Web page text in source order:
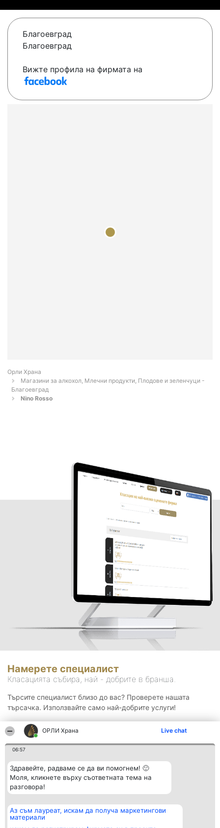
ОРЛИ Храна Live chat
06:57
Здравейте, радваме се да ви помогнем! 🙂
Моля, кликнете върху съответната тема на
разговора!
Аз съм лауреат, искам да получа маркетингови
материали
Благоевград
Благоевград
Вижте профила на фирмата на
Орли Храна
Магазини за алкохол, Млечни продукти, Плодове и зеленчуци -
Благоевград
Nino Rosso
Намерете специалист
Класацията събира, най - добрите в бранша.
Търсите специалист близо до вас? Проверете нашата
търсачка. Използвайте само най-добрите услуги!
Организатор на
класиране
Класация Контакти